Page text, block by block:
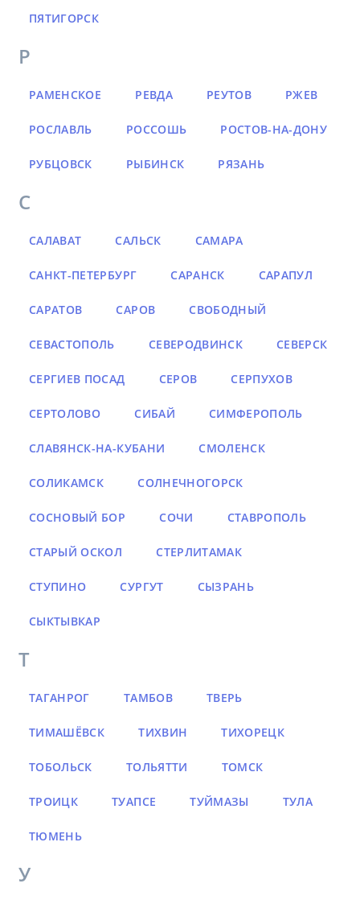
ПЯТИГОРСК
Р
РАМЕНСКОЕ РЕВДА РЕУТОВ РЖЕВ
РОСЛАВЛЬ РОССОШЬ РОСТОВ-НА-ДОНУ
РУБЦОВСК РЫБИНСК РЯЗАНЬ
С
САЛАВАТ САЛЬСК САМАРА
САНКТ-ПЕТЕРБУРГ САРАНСК САРАПУЛ
САРАТОВ САРОВ СВОБОДНЫЙ
СЕВАСТОПОЛЬ СЕВЕРОДВИНСК СЕВЕРСК
СЕРГИЕВ ПОСАД СЕРОВ СЕРПУХОВ
СЕРТОЛОВО СИБАЙ СИМФЕРОПОЛЬ
СЛАВЯНСК-НА-КУБАНИ СМОЛЕНСК
СОЛИКАМСК СОЛНЕЧНОГОРСК
СОСНОВЫЙ БОР СОЧИ СТАВРОПОЛЬ
СТАРЫЙ ОСКОЛ СТЕРЛИТАМАК
СТУПИНО СУРГУТ СЫЗРАНЬ
СЫКТЫВКАР
Т
ТАГАНРОГ ТАМБОВ ТВЕРЬ
ТИМАШЁВСК ТИХВИН ТИХОРЕЦК
ТОБОЛЬСК ТОЛЬЯТТИ ТОМСК
ТРОИЦК ТУАПСЕ ТУЙМАЗЫ ТУЛА
ТЮМЕНЬ
У